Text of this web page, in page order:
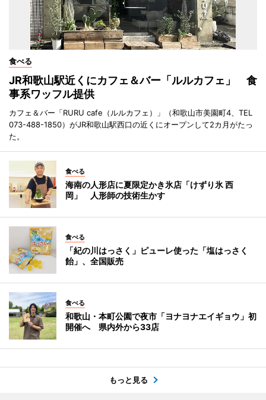
食べる
JR和歌山駅近くにカフェ＆バー「ルルカフェ」 食
事系ワッフル提供
カフェ＆バー「RURU cafe（ルルカフェ）」（和歌山市美園町4、TEL
073-488-1850）がJR和歌山駅西口の近くにオープンして2カ月がたっ
た。
食べる
海南の人形店に夏限定かき氷店「けずり氷 西
岡」 人形師の技術生かす
食べる
「紀の川はっさく」ピューレ使った「塩はっさく
飴」、全国販売
食べる
和歌山・本町公園で夜市「ヨナヨナエイギョウ」初
開催へ 県内外から33店
もっと見る